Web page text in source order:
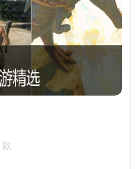
款